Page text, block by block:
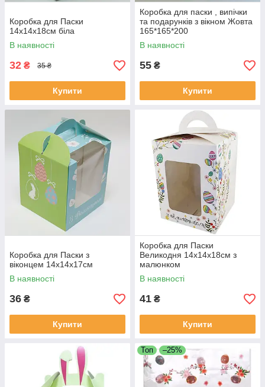
Коробка для Паски
14х14х18см біла
В наявності
32 ₴ 35 ₴
Купити
Коробка для паски , випічки
та подарунків з вікном Жовта
165*165*200
В наявності
55 ₴
Купити
Коробка для Паски з
віконцем 14х14х17см
В наявності
36 ₴
Купити
Коробка для Паски
Великодня 14х14х18см з
малюнком
В наявності
41 ₴
Купити
Топ –25%